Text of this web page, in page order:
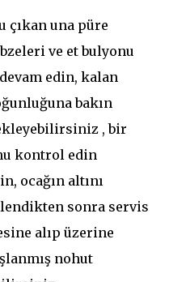
çıkan una püre
ve et bulyonu
edin, kalan
bakın
, bir
kontrol edin
ocağın altını
sonra servis
alıp üzerine
nohut